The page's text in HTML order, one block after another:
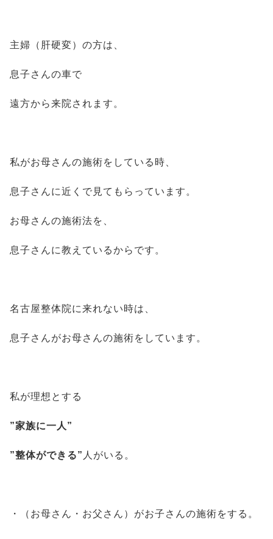
主婦（肝硬変）の方は、
息子さんの車で
遠方から来院されます。
私がお母さんの施術をしている時、
息子さんに近くで見てもらっています。
お母さんの施術法を、
息子さんに教えているからです。
名古屋整体院に来れない時は、
息子さんがお母さんの施術をしています。
私が理想とする
”家族に一人”
”整体ができる” 人がいる。
・（お母さん・お父さん）がお子さんの施術をする。